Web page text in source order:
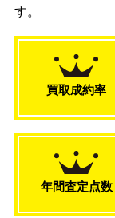
す。
買取成約率
年間査定点数